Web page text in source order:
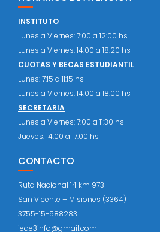
INSTITUTO
Lunes a Viernes: 7:00 a 12:00 hs
Lunes a Viernes: 14:00 a 18:20 hs
CUOTAS Y BECAS ESTUDIANTIL
Lunes: 7:15 a 11:15 hs
Lunes a Viernes: 14:00 a 18:00 hs
SECRETARIA
Lunes a Viernes: 7:00 a 11:30 hs
Jueves: 14:00 a 17:00 hs
CONTACTO
Ruta Nacional 14 km 973
San Vicente – Misiones (3364)
3755-15-588283
ieae3info@gmail.com